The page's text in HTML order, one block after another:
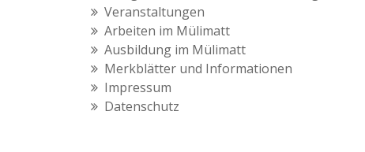
Veranstaltungen
Arbeiten im Mülimatt
Ausbildung im Mülimatt
Merkblätter und Informationen
Impressum
Datenschutz